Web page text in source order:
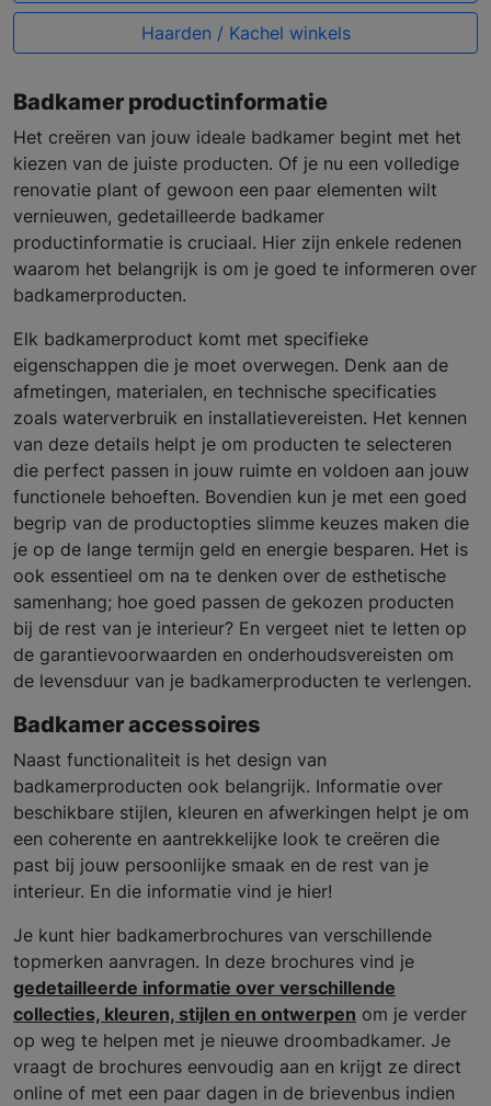
Haarden / Kachel winkels
Badkamer productinformatie
Het creëren van jouw ideale badkamer begint met het
kiezen van de juiste producten. Of je nu een volledige
renovatie plant of gewoon een paar elementen wilt
vernieuwen, gedetailleerde badkamer
productinformatie is cruciaal. Hier zijn enkele redenen
waarom het belangrijk is om je goed te informeren over
badkamerproducten.
Elk badkamerproduct komt met specifieke
eigenschappen die je moet overwegen. Denk aan de
afmetingen, materialen, en technische specificaties
zoals waterverbruik en installatievereisten. Het kennen
van deze details helpt je om producten te selecteren
die perfect passen in jouw ruimte en voldoen aan jouw
functionele behoeften. Bovendien kun je met een goed
begrip van de productopties slimme keuzes maken die
je op de lange termijn geld en energie besparen. Het is
ook essentieel om na te denken over de esthetische
samenhang; hoe goed passen de gekozen producten
bij de rest van je interieur? En vergeet niet te letten op
de garantievoorwaarden en onderhoudsvereisten om
de levensduur van je badkamerproducten te verlengen.
Badkamer accessoires
Naast functionaliteit is het design van
badkamerproducten ook belangrijk. Informatie over
beschikbare stijlen, kleuren en afwerkingen helpt je om
een coherente en aantrekkelijke look te creëren die
past bij jouw persoonlijke smaak en de rest van je
interieur. En die informatie vind je hier!
Je kunt hier badkamerbrochures van verschillende
topmerken aanvragen. In deze brochures vind je
gedetailleerde informatie over verschillende
collecties, kleuren, stijlen en ontwerpen om je verder
op weg te helpen met je nieuwe droombadkamer. Je
vraagt de brochures eenvoudig aan en krijgt ze direct
online of met een paar dagen in de brievenbus indien